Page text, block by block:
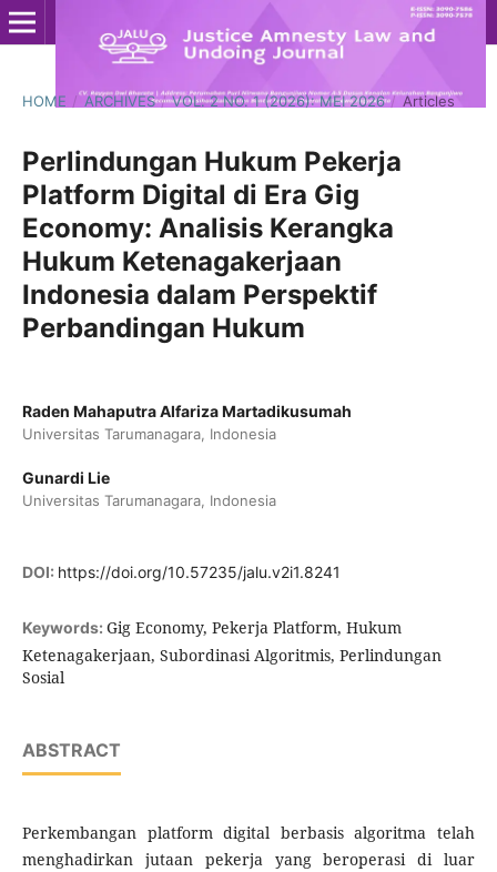
HOME / ARCHIVES / VOL. 2 NO. 1 (2026): MEI 2026 / Articles
Perlindungan Hukum Pekerja
Platform Digital di Era Gig
Economy: Analisis Kerangka
Hukum Ketenagakerjaan
Indonesia dalam Perspektif
Perbandingan Hukum
Raden Mahaputra Alfariza Martadikusumah
Universitas Tarumanagara, Indonesia
Gunardi Lie
Universitas Tarumanagara, Indonesia
DOI: https://doi.org/10.57235/jalu.v2i1.8241
Keywords: Gig Economy, Pekerja Platform, Hukum
Ketenagakerjaan, Subordinasi Algoritmis, Perlindungan
Sosial
ABSTRACT
Perkembangan platform digital berbasis algoritma telah
menghadirkan jutaan pekerja yang beroperasi di luar